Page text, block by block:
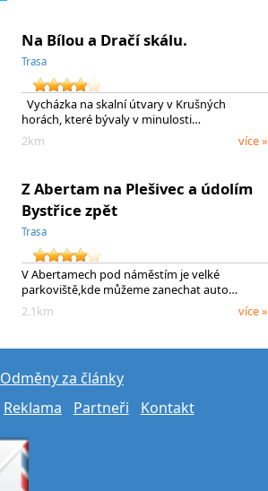
Na Bílou a Dračí skálu.
Trasa
Vycházka na skalní útvary v Krušných
horách, které bývaly v minulosti…
2km
více »
Z Abertam na Plešivec a údolím
Bystřice zpět
Trasa
V Abertamech pod náměstím je velké
parkoviště,kde můžeme zanechat auto…
2.1km
více »
Odměny za články
Reklama Partneři Kontakt